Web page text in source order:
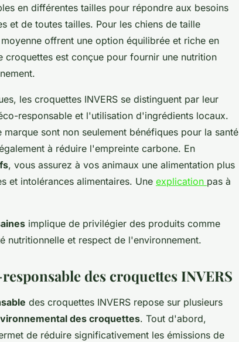
en différentes tailles pour répondre aux besoins
et de toutes tailles. Pour les chiens de taille
offrent une option équilibrée et riche en
croquettes est conçue pour fournir une nutrition
les croquettes INVERS se distinguent par leur
responsable et l'utilisation d'ingrédients locaux.
marque sont non seulement bénéfiques pour la santé
à réduire l'empreinte carbone. En
, vous assurez à vos animaux une alimentation plus
et intolérances alimentaires. Une explication pas à
implique de privilégier des produits comme
nutritionnelle et respect de l'environnement.
des croquettes INVERS
des croquettes INVERS repose sur plusieurs
des croquettes. Tout d'abord,
de réduire significativement les émissions de